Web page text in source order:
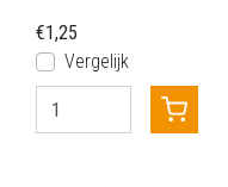
€1,25
Vergelijk